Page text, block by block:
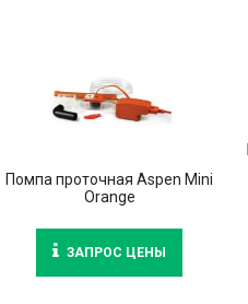
Помпа проточная Aspen Mini
Orange
ЗАПРОС ЦЕНЫ